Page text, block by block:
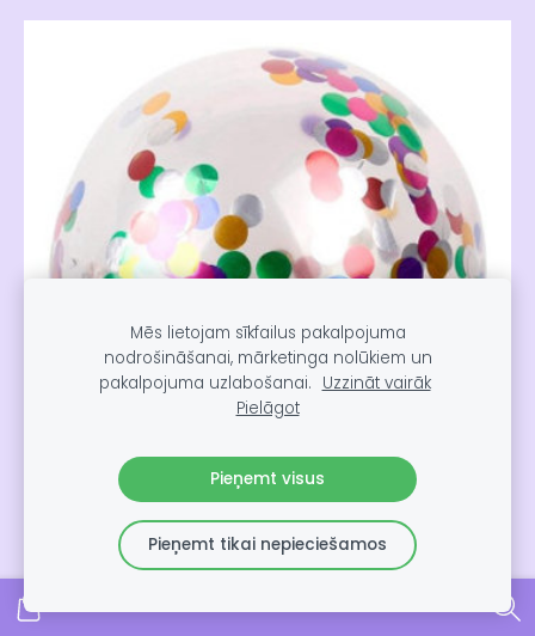
Mēs lietojam sīkfailus pakalpojuma
nodrošināšanai, mārketinga nolūkiem un
pakalpojuma uzlabošanai. Uzzināt vairāk
Pielāgot
Pieņemt visus
Pieņemt tikai nepieciešamos